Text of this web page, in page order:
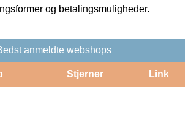
og betalingsmuligheder.
anmeldte webshops
Stjerner Link